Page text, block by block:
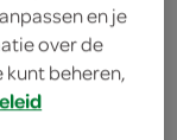
en je
over de
kunt beheren,